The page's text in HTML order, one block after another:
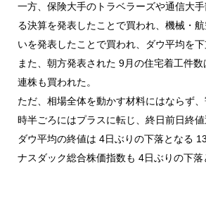
一方、保険大手のトラベラーズや通信大
る決算を発表したことで買われ、機械・
いを発表したことで買われ、ダウ平均を下
また、朝方発表された 9月の住宅着工件
連株も買われた。
ただ、相場全体を動かす材料にはならず
時半ごろにはプラスに転じ、終日前日終値
ダウ平均の終値は 4日ぶりの下落となる
ナスダック総合株価指数も 4日ぶりの下